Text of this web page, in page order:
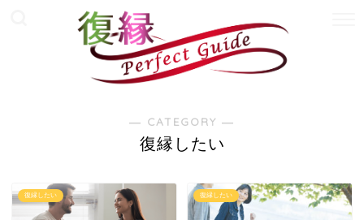
― CATEGORY ―
復縁したい
復縁したい 復縁したい